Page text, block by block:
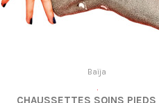
Baïja
.
CHAUSSETTES SOINS PIEDS